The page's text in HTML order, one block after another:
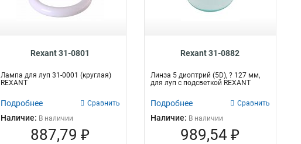
Rexant 31-0801
Лампа для луп 31-0001 (круглая)
REXANT
Подробнее Сравнить
Наличие: В наличии
887,79 ₽
Rexant 31-0882
Линза 5 диоптрий (5D), ? 127 мм,
для луп с подсветкой REXANT
Подробнее Сравнить
Наличие: В наличии
989,54 ₽